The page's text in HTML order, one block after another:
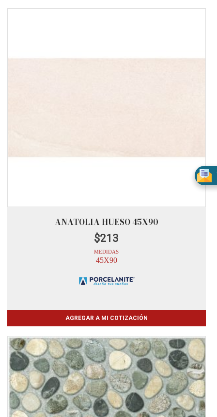
ANATOLIA HUESO 45X90
$213
MEDIDAS
45X90
AGREGAR A MI COTIZACIÓN